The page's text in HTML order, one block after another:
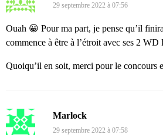
29 septembre 2022 à 07:56
Ouah 😀 Pour ma part, je pense qu’il
commence à être à l’étroit avec ses 2
Quoiqu’il en soit, merci pour le concours
Marlock
29 septembre 2022 à 07:58